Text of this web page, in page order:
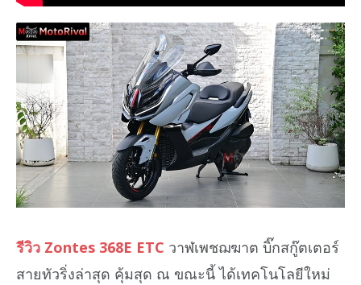
รีวิว Zontes 368E ETC วาฬเพชฌฆาต บิ๊กสกู๊ตเตอร์
สายทัวริ่งล่าสุด คุ้มสุด ณ ขณะนี้ ได้เทคโนโลยีใหม่